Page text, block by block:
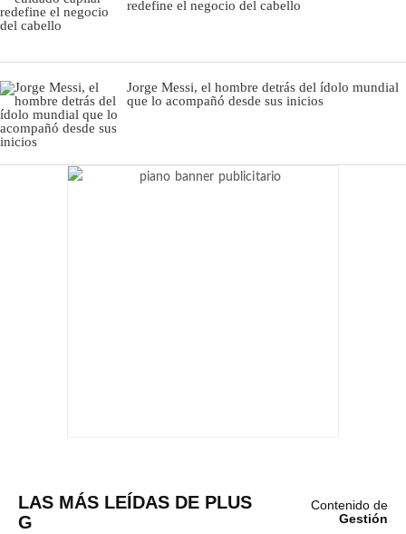
redefine el negocio del cabello
Jorge Messi, el hombre detrás del ídolo mundial
que lo acompañó desde sus inicios
LAS MÁS LEÍDAS DE PLUS
G
Contenido de
Gestión